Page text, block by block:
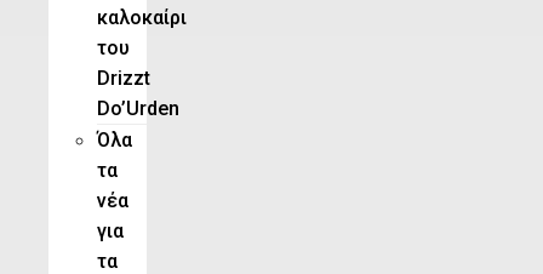
καλοκαίρι
του
Drizzt
Do’Urden
Όλα
τα
νέα
για
τα